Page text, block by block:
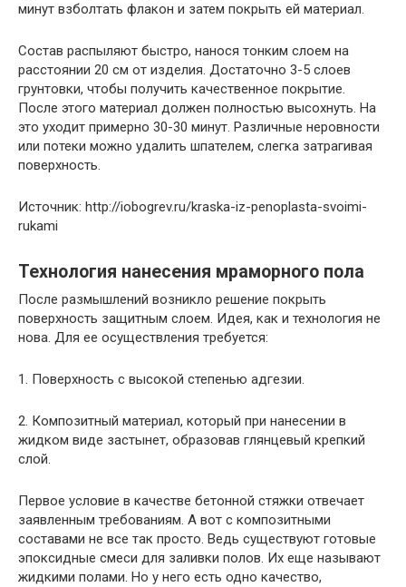
минут взболтать флакон и затем покрыть ей материал.
Состав распыляют быстро, нанося тонким слоем на
расстоянии 20 см от изделия. Достаточно 3-5 слоев
грунтовки, чтобы получить качественное покрытие.
После этого материал должен полностью высохнуть. На
это уходит примерно 30-30 минут. Различные неровности
или потеки можно удалить шпателем, слегка затрагивая
поверхность.
Источник: http://iobogrev.ru/kraska-iz-penoplasta-svoimi-
rukami
Технология нанесения мраморного пола
После размышлений возникло решение покрыть
поверхность защитным слоем. Идея, как и технология не
нова. Для ее осуществления требуется:
1. Поверхность с высокой степенью адгезии.
2. Композитный материал, который при нанесении в
жидком виде застынет, образовав глянцевый крепкий
слой.
Первое условие в качестве бетонной стяжки отвечает
заявленным требованиям. А вот с композитными
составами не все так просто. Ведь существуют готовые
эпоксидные смеси для заливки полов. Их еще называют
жидкими полами. Но у него есть одно качество,